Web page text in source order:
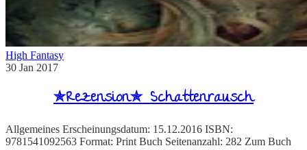
High Fantasy
30 Jan 2017
✯Rezension✯ Schattenrausch
Allgemeines Erscheinungsdatum: 15.12.2016 ISBN:
9781541092563 Format: Print Buch Seitenanzahl: 282 Zum Buch